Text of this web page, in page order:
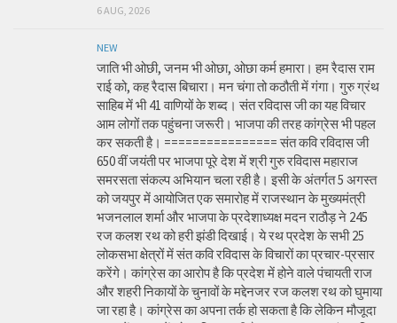
6 AUG, 2026
NEW
जाति भी ओछी, जनम भी ओछा, ओछा कर्म हमारा। हम रैदास राम
राई को, कह रैदास बिचारा। मन चंगा तो कठौती में गंगा। गुरु ग्रंथ
साहिब में भी 41 वाणियों के शब्द। संत रविदास जी का यह विचार
आम लोगों तक पहुंचना जरूरी। भाजपा की तरह कांग्रेस भी पहल
कर सकती है। ================ संत कवि रविदास जी
650 वीं जयंती पर भाजपा पूरे देश में श्री गुरु रविदास महाराज
समरसता संकल्प अभियान चला रही है। इसी के अंतर्गत 5 अगस्त
को जयपुर में आयोजित एक समारोह में राजस्थान के मुख्यमंत्री
भजनलाल शर्मा और भाजपा के प्रदेशाध्यक्ष मदन राठौड़ ने 245
रज कलश रथ को हरी झंडी दिखाई। ये रथ प्रदेश के सभी 25
लोकसभा क्षेत्रों में संत कवि रविदास के विचारों का प्रचार-प्रसार
करेंगे। कांग्रेस का आरोप है कि प्रदेश में होने वाले पंचायती राज
और शहरी निकायों के चुनावों के मद्देनजर रज कलश रथ को घुमाया
जा रहा है। कांग्रेस का अपना तर्क हो सकता है कि लेकिन मौजूदा